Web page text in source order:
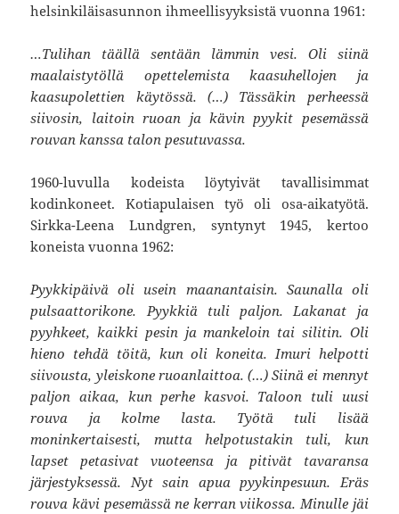
helsinkiläisasunnon ihmeellisyyksistä vuonna 1961:
…Tulihan täällä sentään lämmin vesi. Oli siinä
maalaistytöllä opettelemista kaasuhellojen ja
kaasupolettien käytössä. (…) Tässäkin perheessä
siivosin, laitoin ruoan ja kävin pyykit pesemässä
rouvan kanssa talon pesutuvassa.
1960-luvulla kodeista löytyivät tavallisimmat
kodinkoneet. Kotiapulaisen työ oli osa-aikatyötä.
Sirkka-Leena Lundgren, syntynyt 1945, kertoo
koneista vuonna 1962:
Pyykkipäivä oli usein maanantaisin. Saunalla oli
pulsaattorikone. Pyykkiä tuli paljon. Lakanat ja
pyyhkeet, kaikki pesin ja mankeloin tai silitin. Oli
hieno tehdä töitä, kun oli koneita. Imuri helpotti
siivousta, yleiskone ruoanlaittoa. (…) Siinä ei mennyt
paljon aikaa, kun perhe kasvoi. Taloon tuli uusi
rouva ja kolme lasta. Työtä tuli lisää
moninkertaisesti, mutta helpotustakin tuli, kun
lapset petasivat vuoteensa ja pitivät tavaransa
järjestyksessä. Nyt sain apua pyykinpesuun. Eräs
rouva kävi pesemässä ne kerran viikossa. Minulle jäi